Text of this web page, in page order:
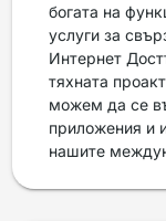
богата на
услуги за
Интернет
тяхната
можем да се
приложения и
нашите